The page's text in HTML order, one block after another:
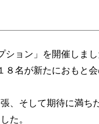
ョン」を開催しまし
名が新たにおもと会
、そして期待に満ち
た。